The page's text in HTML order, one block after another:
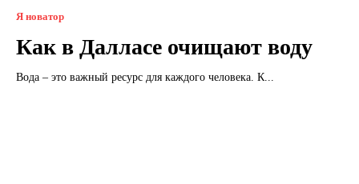
Я новатор
Как в Далласе очищают воду
Вода – это важный ресурс для каждого человека. К...